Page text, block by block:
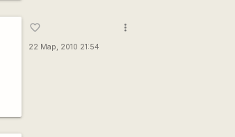
favorite_border
22 Мар, 2010 21:54
more_vert